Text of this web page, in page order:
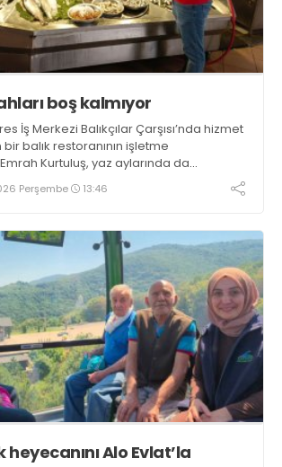
boş kalmıyor
İş Merkezi Balıkçılar Çarşısı’nda hizmet
balık restoranının işletme
Kurtuluş, yaz aylarında da
balık bulunduğunu ifade ederek “Yıl
taze balık bulmak mümkün
Perşembe 13:46
Alo Evlat’la